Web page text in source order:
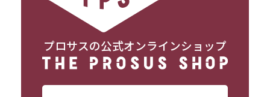
プロサスの公式オンラインショップ